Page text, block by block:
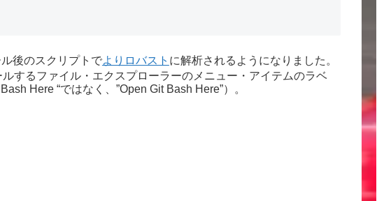
後のスクリプトでよりロバスト に解析されるようになりました。
するファイル・エクスプローラーのメニュー・アイテムのラベ
Here “ではなく、”Open Git Bash Here”）。